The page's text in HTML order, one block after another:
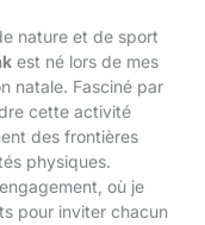
nature et de sport
est né lors de mes
natale. Fasciné par
cette activité
des frontières
physiques.
où je
pour inviter chacun